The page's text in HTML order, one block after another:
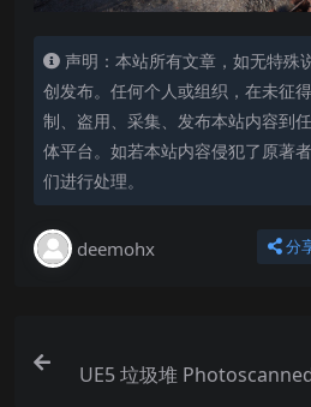
声明：本站所有文章，如无特殊
创发布。任何个人或组织，在未征
制、盗用、采集、发布本站内容到
体平台。如若本站内容侵犯了原著
们进行处理。
deemohx 分
UE5 垃圾堆